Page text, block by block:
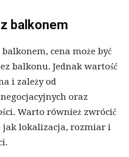
balkonem
cena może być
balkonu. Jednak wartość
i zależy od
oraz
Warto również zwrócić
jak lokalizacja, rozmiar i